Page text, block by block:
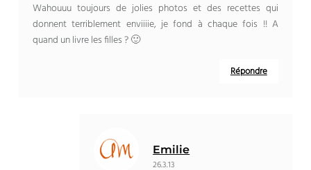
Wahouuu toujours de jolies photos et des recettes qui
donnent terriblement enviiiie, je fond à chaque fois !! A
quand un livre les filles ? 🙂
Répondre
Emilie
26.3.13